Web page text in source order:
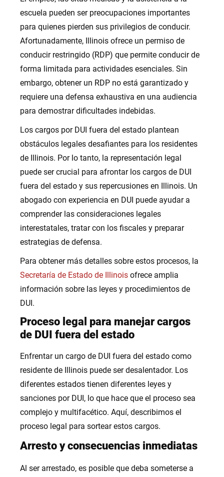
escuela pueden ser preocupaciones importantes
para quienes pierden sus privilegios de conducir.
Afortunadamente, Illinois ofrece un permiso de
conducir restringido (RDP) que permite conducir de
forma limitada para actividades esenciales. Sin
embargo, obtener un RDP no está garantizado y
requiere una defensa exhaustiva en una audiencia
para demostrar dificultades indebidas.
Los cargos por DUI fuera del estado plantean
obstáculos legales desafiantes para los residentes
de Illinois. Por lo tanto, la representación legal
puede ser crucial para afrontar los cargos de DUI
fuera del estado y sus repercusiones en Illinois. Un
abogado con experiencia en DUI puede ayudar a
comprender las consideraciones legales
interestatales, tratar con los fiscales y preparar
estrategias de defensa.
Para obtener más detalles sobre estos procesos, la
Secretaría de Estado de Illinois ofrece amplia
información sobre las leyes y procedimientos de
DUI.
Proceso legal para manejar cargos
de DUI fuera del estado
Enfrentar un cargo de DUI fuera del estado como
residente de Illinois puede ser desalentador. Los
diferentes estados tienen diferentes leyes y
sanciones por DUI, lo que hace que el proceso sea
complejo y multifacético. Aquí, describimos el
proceso legal para sortear estos cargos.
Arresto y consecuencias inmediatas
Al ser arrestado, es posible que deba someterse a